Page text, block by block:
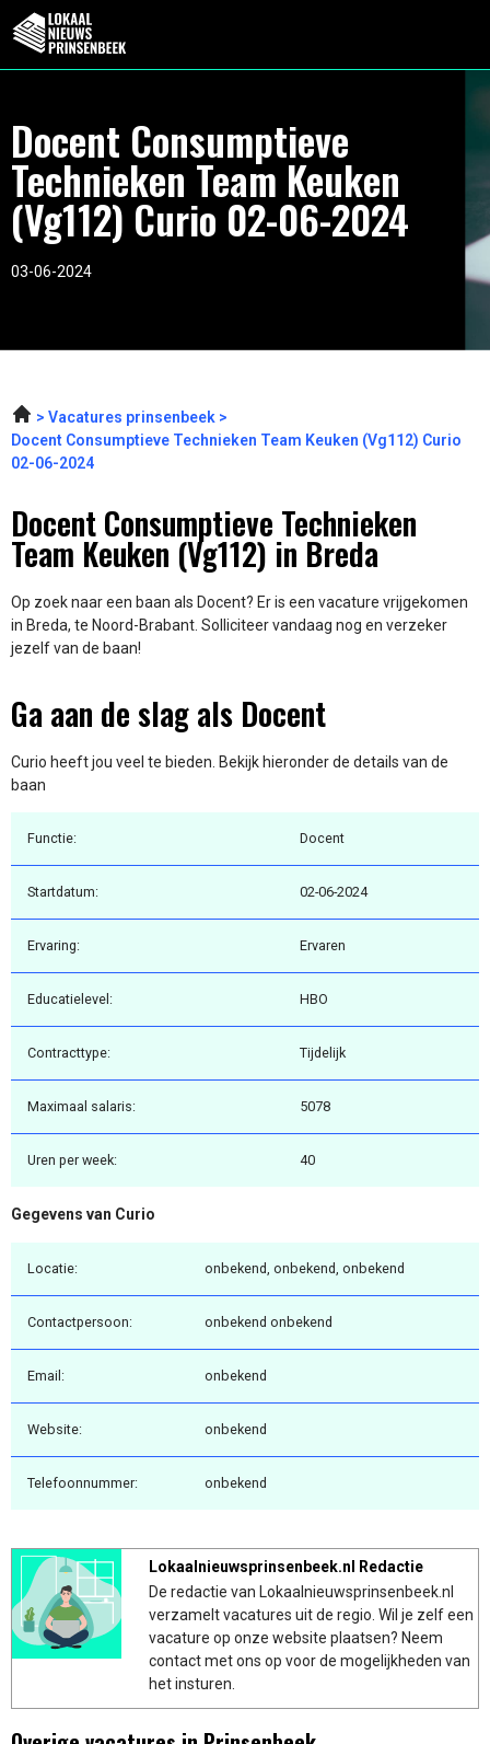
Docent Consumptieve
Technieken Team Keuken
(Vg112) Curio 02-06-2024
03-06-2024
Vacatures prinsenbeek
Docent Consumptieve Technieken Team Keuken (Vg112) Curio
02-06-2024
Docent Consumptieve Technieken
Team Keuken (Vg112) in Breda
Op zoek naar een baan als Docent? Er is een vacature vrijgekomen
in Breda, te Noord-Brabant. Solliciteer vandaag nog en verzeker
jezelf van de baan!
Ga aan de slag als Docent
Curio heeft jou veel te bieden. Bekijk hieronder de details van de
baan
Functie: Docent
Startdatum: 02-06-2024
Ervaring: Ervaren
Educatielevel: HBO
Contracttype: Tijdelijk
Maximaal salaris: 5078
Uren per week: 40
Gegevens van Curio
Locatie: onbekend, onbekend, onbekend
Contactpersoon: onbekend onbekend
Email: onbekend
Website: onbekend
Telefoonnummer: onbekend
Lokaalnieuwsprinsenbeek.nl Redactie
De redactie van Lokaalnieuwsprinsenbeek.nl
verzamelt vacatures uit de regio. Wil je zelf een
vacature op onze website plaatsen? Neem
contact met ons op voor de mogelijkheden van
het insturen.